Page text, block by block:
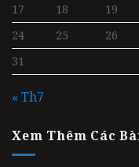
17
18 19
24
25 26
31
« Th7
Xem Thêm Các